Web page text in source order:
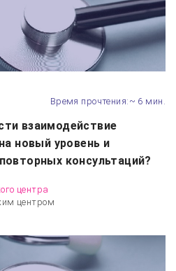
Время прочтения:~ 6 мин.
взаимодействие
новый уровень и
консультаций?
центра
центром